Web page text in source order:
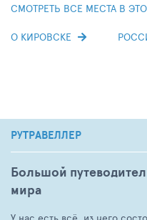
СМОТРЕТЬ ВСЕ МЕСТА В
О КИРОВСКЕ
РУТРАВЕЛЛЕР
Большой
мира